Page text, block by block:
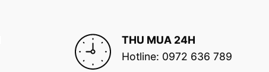
THU MUA 24H
Hotline: 0972 636 789